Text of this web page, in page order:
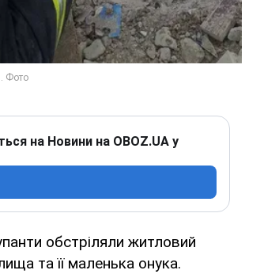
на Новини на OBOZ.UA у
обстріляли житловий
та її маленька онука.